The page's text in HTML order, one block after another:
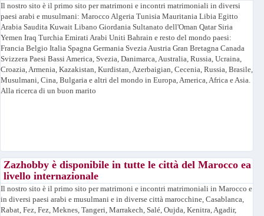
Il nostro sito è il primo sito per matrimoni e incontri matrimoniali in diversi
paesi arabi e musulmani: Marocco Algeria Tunisia Mauritania Libia Egitto
Arabia Saudita Kuwait Libano Giordania Sultanato dell'Oman Qatar Siria
Yemen Iraq Turchia Emirati Arabi Uniti Bahrain e resto del mondo paesi:
Francia Belgio Italia Spagna Germania Svezia Austria Gran Bretagna Canada
Svizzera Paesi Bassi America, Svezia, Danimarca, Australia, Russia, Ucraina,
Croazia, Armenia, Kazakistan, Kurdistan, Azerbaigian, Cecenia, Russia, Brasile,
Musulmani, Cina, Bulgaria e altri del mondo in Europa, America, Africa e Asia.
Alla ricerca di un buon marito
Zazhobby è disponibile in tutte le città del Marocco ea
livello internazionale
Il nostro sito è il primo sito per matrimoni e incontri matrimoniali in Marocco e
in diversi paesi arabi e musulmani e in diverse città marocchine, Casablanca,
Rabat, Fez, Fez, Meknes, Tangeri, Marrakech, Salé, Oujda, Kenitra, Agadir,